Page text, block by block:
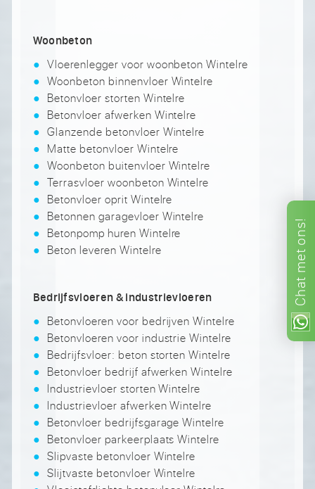
Chat
met
ons!
Woonbeton
Vloerenlegger voor woonbeton Wintelre
Woonbeton binnenvloer Wintelre
Betonvloer storten Wintelre
Betonvloer afwerken Wintelre
Glanzende betonvloer Wintelre
Matte betonvloer Wintelre
Woonbeton buitenvloer Wintelre
Terrasvloer woonbeton Wintelre
Betonvloer oprit Wintelre
Betonnen garagevloer Wintelre
Betonpomp huren Wintelre
Beton leveren Wintelre
Bedrijfsvloeren & industrievloeren
Betonvloeren voor bedrijven Wintelre
Betonvloeren voor industrie Wintelre
Bedrijfsvloer: beton storten Wintelre
Betonvloer bedrijf afwerken Wintelre
Industrievloer storten Wintelre
Industrievloer afwerken Wintelre
Betonvloer bedrijfsgarage Wintelre
Betonvloer parkeerplaats Wintelre
Slipvaste betonvloer Wintelre
Slijtvaste betonvloer Wintelre